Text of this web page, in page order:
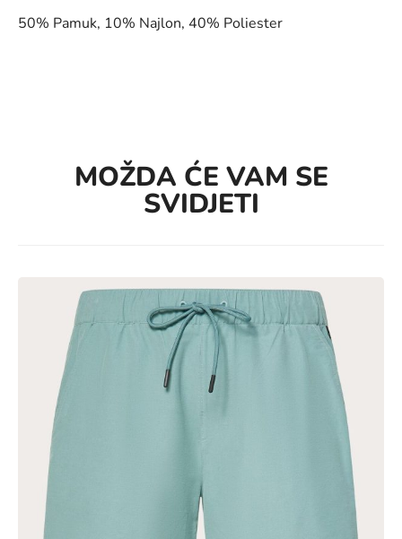
50% Pamuk, 10% Najlon, 40% Poliester
MOŽDA ĆE VAM SE
SVIDJETI